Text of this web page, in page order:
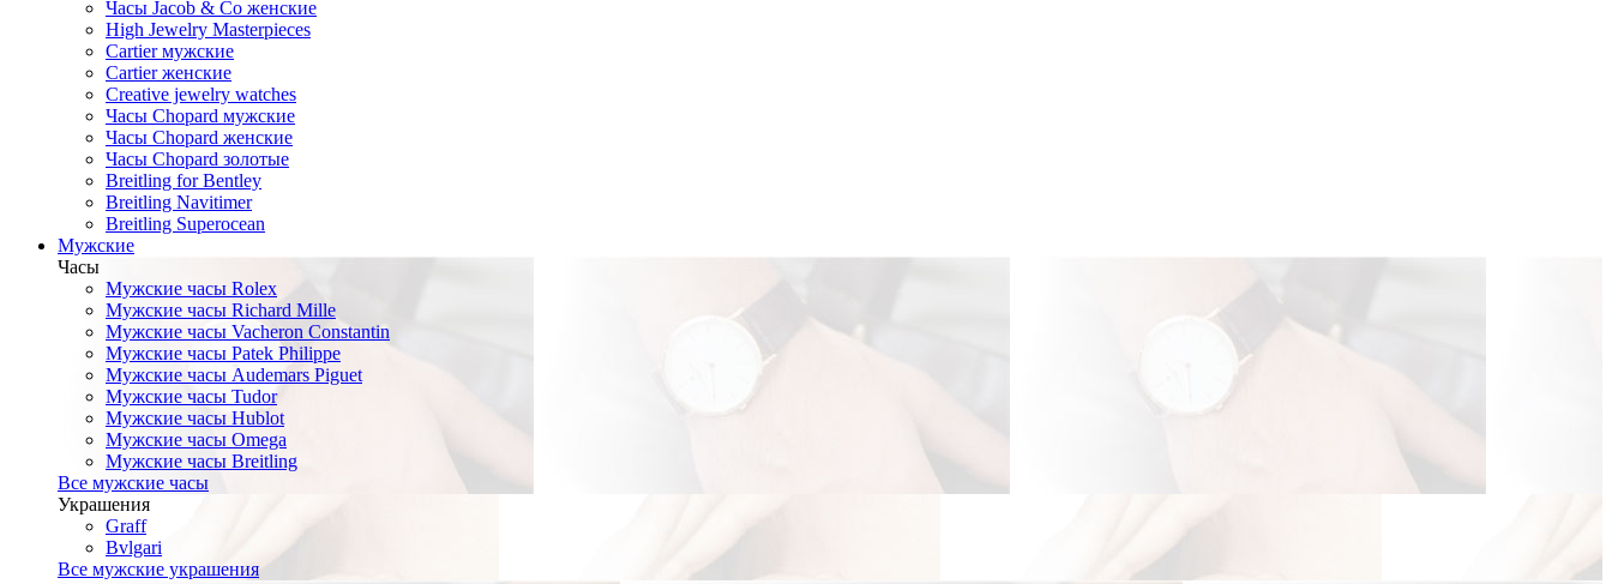
Часы Jacob & Co женские
High Jewelry Masterpieces
Cartier мужские
Cartier женские
Creative jewelry watches
Часы Chopard мужские
Часы Сhopard женские
Часы Сhopard золотые
Breitling for Bentley
Breitling Navitimer
Breitling Superocean
Мужские
Часы
Мужские часы Rolex
Мужские часы Richard Mille
Мужские часы Vacheron Constantin
Мужские часы Patek Philippe
Мужские часы Audemars Piguet
Мужские часы Tudor
Мужские часы Hublot
Мужские часы Omega
Мужские часы Breitling
Все мужские часы
Украшения
Graff
Bvlgari
Все мужские украшения